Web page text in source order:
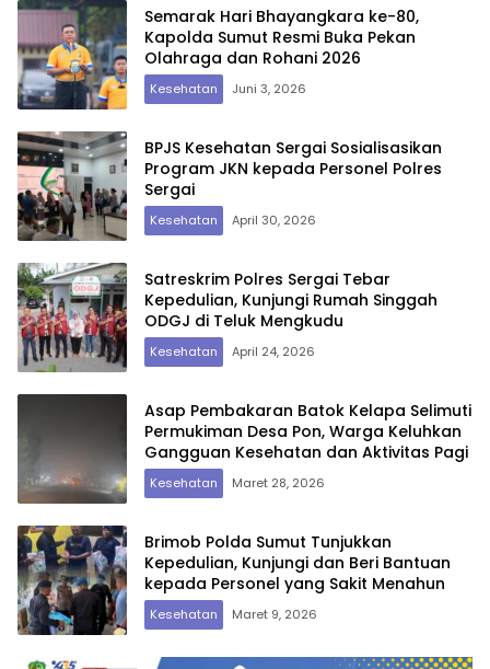
Semarak Hari Bhayangkara ke-80,
Kapolda Sumut Resmi Buka Pekan
Olahraga dan Rohani 2026
Kesehatan Juni 3, 2026
BPJS Kesehatan Sergai Sosialisasikan
Program JKN kepada Personel Polres
Sergai
Kesehatan April 30, 2026
Satreskrim Polres Sergai Tebar
Kepedulian, Kunjungi Rumah Singgah
ODGJ di Teluk Mengkudu
Kesehatan April 24, 2026
Asap Pembakaran Batok Kelapa Selimuti
Permukiman Desa Pon, Warga Keluhkan
Gangguan Kesehatan dan Aktivitas Pagi
Kesehatan Maret 28, 2026
Brimob Polda Sumut Tunjukkan
Kepedulian, Kunjungi dan Beri Bantuan
kepada Personel yang Sakit Menahun
Kesehatan Maret 9, 2026